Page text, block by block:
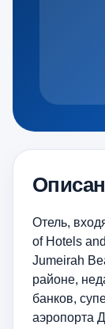
Отель,
of Hotels
Jumeirah
районе,
банков,
аэропорта